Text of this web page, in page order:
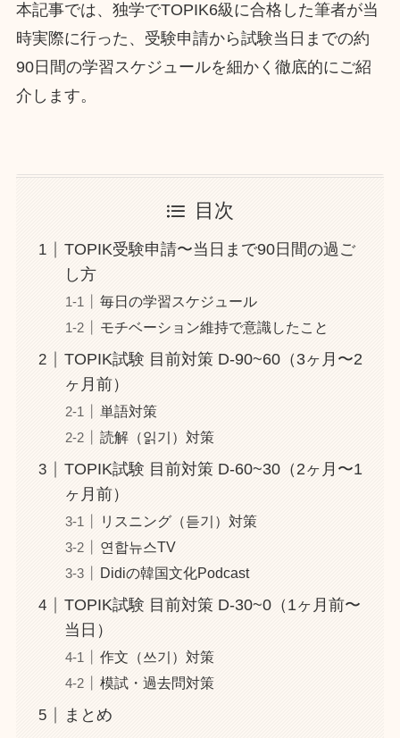
本記事では、独学でTOPIK6級に合格した筆者が当
時実際に行った、受験申請から試験当日までの約
90日間の学習スケジュールを細かく徹底的にご紹
介します。
目次
TOPIK受験申請〜当日まで90日間の過ご
し方
毎日の学習スケジュール
モチベーション維持で意識したこと
TOPIK試験 目前対策 D-90~60（3ヶ月〜2
ヶ月前）
単語対策
読解（읽기）対策
TOPIK試験 目前対策 D-60~30（2ヶ月〜1
ヶ月前）
リスニング（듣기）対策
연합뉴스TV
Didiの韓国文化Podcast
TOPIK試験 目前対策 D-30~0（1ヶ月前〜
当日）
作文（쓰기）対策
模試・過去問対策
まとめ